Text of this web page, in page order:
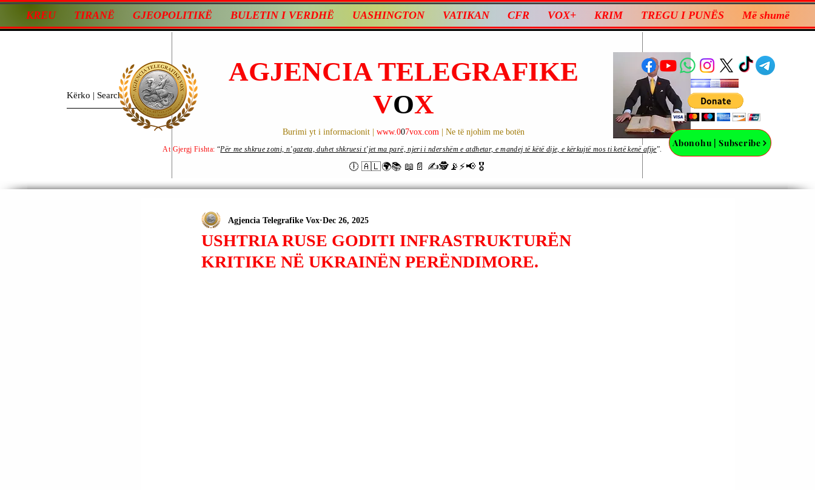
KREU TIRANË GJEOPOLITIKË BULETIN I VERDHË UASHINGTON VATIKAN CFR VOX+ KRIM TREGU I PUNËS Më shumë
AGJENCIA TELEGRAFIKE
VOX
Burimi yt i informacionit | www.007vox.com | Ne të njohim me botën
🕕 🇦🇱🌍📚 📖📄 ✍🕵️📡⚡️📢 🎖
Abonohu | Subscribe
At Gjergj Fishta: “Për me shkrue zotni, n’gazeta, duhet shkruesi t’jet ma parë, njeri i ndershëm e atdhetar, e mandej të këtë dije, e kërkujtë mos ti ketë kenë afije”.
USHTRIA RUSE GODITI INFRASTRUKTURËN
KRITIKE NË UKRAINËN PERËNDIMORE.
Agjencia Telegrafike Vox Dec 26, 2025